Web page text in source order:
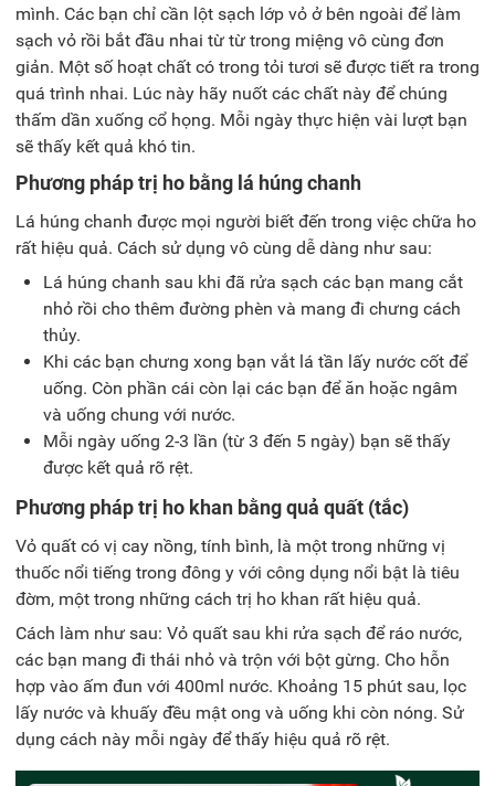
mình. Các bạn chỉ cần lột sạch lớp vỏ ở bên ngoài để làm
sạch vỏ rồi bắt đầu nhai từ từ trong miệng vô cùng đơn
giản. Một số hoạt chất có trong tỏi tươi sẽ được tiết ra trong
quá trình nhai. Lúc này hãy nuốt các chất này để chúng
thấm dần xuống cổ họng. Mỗi ngày thực hiện vài lượt bạn
sẽ thấy kết quả khó tin.
Phương pháp trị ho bằng lá húng chanh
Lá húng chanh được mọi người biết đến trong việc chữa ho
rất hiệu quả. Cách sử dụng vô cùng dễ dàng như sau:
Lá húng chanh sau khi đã rửa sạch các bạn mang cắt
nhỏ rồi cho thêm đường phèn và mang đi chưng cách
thủy.
Khi các bạn chưng xong bạn vắt lá tần lấy nước cốt để
uống. Còn phần cái còn lại các bạn để ăn hoặc ngâm
và uống chung với nước.
Mỗi ngày uống 2-3 lần (từ 3 đến 5 ngày) bạn sẽ thấy
được kết quả rõ rệt.
Phương pháp trị ho khan bằng quả quất (tắc)
Vỏ quất có vị cay nồng, tính bình, là một trong những vị
thuốc nổi tiếng trong đông y với công dụng nổi bật là tiêu
đờm, một trong những cách trị ho khan rất hiệu quả.
Cách làm như sau: Vỏ quất sau khi rửa sạch để ráo nước,
các bạn mang đi thái nhỏ và trộn với bột gừng. Cho hỗn
hợp vào ấm đun với 400ml nước. Khoảng 15 phút sau, lọc
lấy nước và khuấy đều mật ong và uống khi còn nóng. Sử
dụng cách này mỗi ngày để thấy hiệu quả rõ rệt.